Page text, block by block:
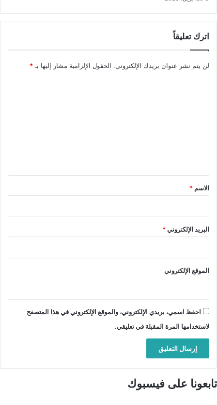
اترك تعليقاً
لن يتم نشر عنوان بريدك الإلكتروني. الحقول الإلزامية مشار إليها بـ *
*
الاسم *
البريد الإلكتروني*
الموقع الإلكتروني
احفظ اسمي، بريدي الإلكتروني، والموقع الإلكتروني في هذا المتصفح
لاستخدامها المرة المقبلة في تعليقي.
تابعونا على فيسبوك